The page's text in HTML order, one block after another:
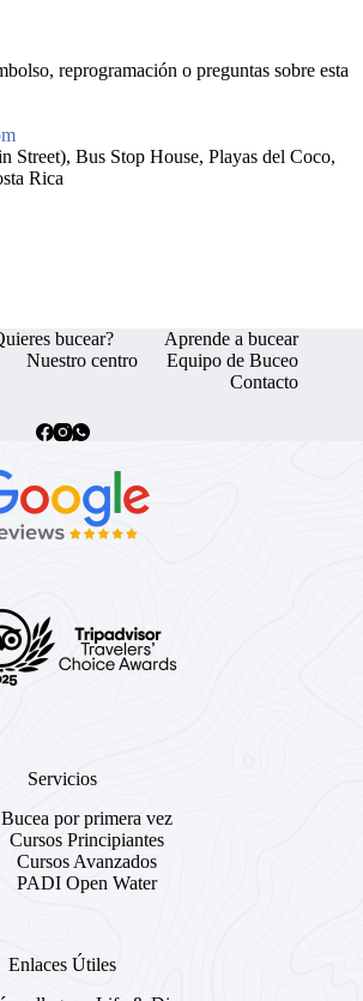
reprogramación o preguntas sobre esta
Street), Bus Stop House, Playas del Coco,
Rica
bucear?
Aprende a bucear
Nuestro centro
Equipo de Buceo
Contacto
Servicios
Bucea por primera vez
Cursos Principiantes
Cursos Avanzados
PADI Open Water
Enlaces Útiles